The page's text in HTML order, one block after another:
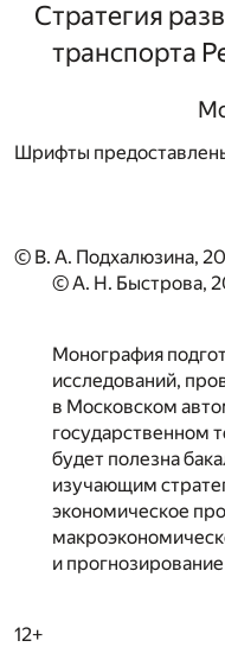
Стратегия
транспорта
Шрифты
© В. А. Подхалюзина,
© А. Н. Быстрова,
Монография
исследований,
в Московском
государственном
будет полезна
изучающим
экономическое
и
12+